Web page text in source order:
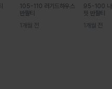
105-110 러기드하우스
반팔티
1개월 전
95-100 나
핏 반팔티
1개월 전